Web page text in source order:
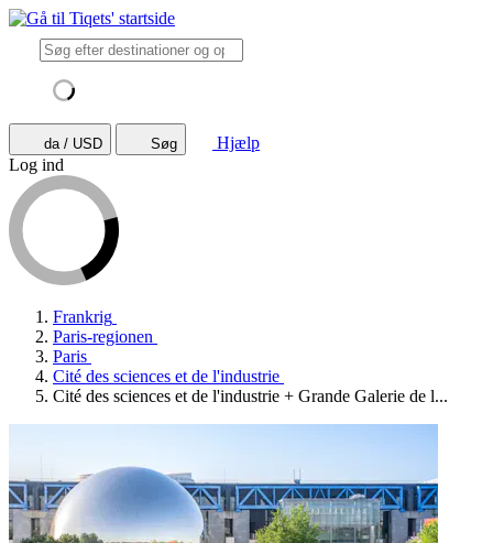
da / USD Søg
Hjælp
Log ind
Frankrig
Paris-regionen
Paris
Cité des sciences et de l'industrie
Cité des sciences et de l'industrie + Grande Galerie de l...